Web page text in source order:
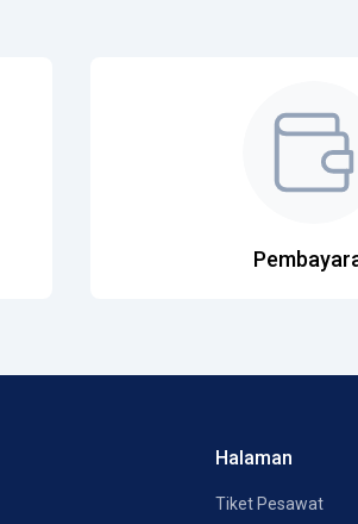
Halaman
Tiket Pesawat